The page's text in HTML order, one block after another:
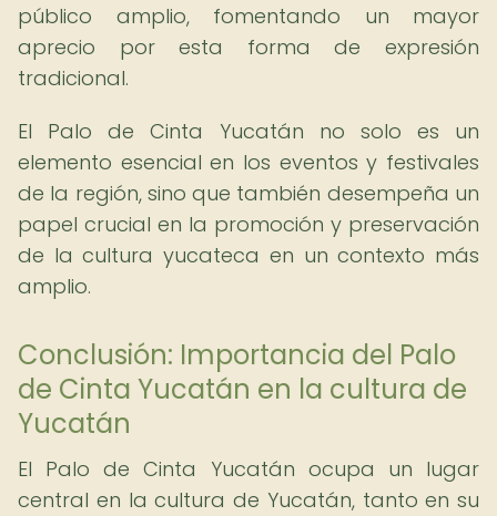
público amplio, fomentando un mayor
aprecio por esta forma de expresión
tradicional.
El Palo de Cinta Yucatán no solo es un
elemento esencial en los eventos y festivales
de la región, sino que también desempeña un
papel crucial en la promoción y preservación
de la cultura yucateca en un contexto más
amplio.
Conclusión: Importancia del Palo
de Cinta Yucatán en la cultura de
Yucatán
El Palo de Cinta Yucatán ocupa un lugar
central en la cultura de Yucatán, tanto en su